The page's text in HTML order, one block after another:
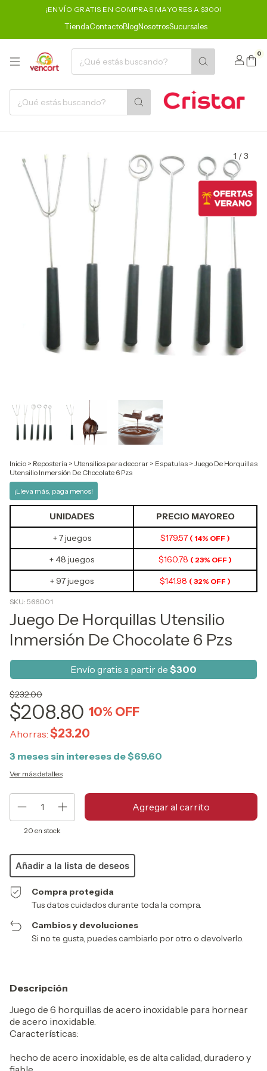
¡ENVÍO GRATIS EN COMPRAS MAYORES A $300!
TiendaContactoBlogNosotrosSucursales
0
1 /3
Inicio > Repostería > Utensilios para decorar > Espatulas > Juego De Horquillas
Utensilio Inmersión De Chocolate 6 Pzs
¡Lleva más, paga menos!
PRECIO MAYOREO
UNIDADES
$179.57 ( 14% OFF )
+ 7 juegos
$160.78 ( 23% OFF )
+ 48 juegos
$141.98 ( 32% OFF )
+ 97 juegos
SKU: 566001
Juego De Horquillas Utensilio
Inmersión De Chocolate 6 Pzs
Envío gratis a partir de $300
$232.00
$208.80 10% OFF
Ahorras: $23.20
3 meses sin intereses de$69.60
Ver más detalles
Añadir a la lista de deseos
20 en stock
Compra protegida
Tus datos cuidados durante toda la compra.
Cambios y devoluciones
Si no te gusta, puedes cambiarlo por otro o devolverlo.
Descripción
Juego de 6 horquillas de acero inoxidable para hornear
de acero inoxidable.
Características:
hecho de acero inoxidable, es de alta calidad, duradero y